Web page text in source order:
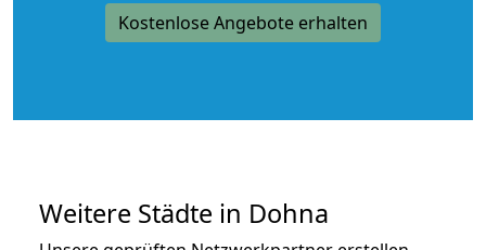
Kostenlose Angebote erhalten
Weitere Städte in Dohna